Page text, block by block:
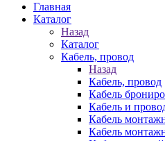
Главная
Каталог
Назад
Каталог
Кабель, провод
Назад
Кабель, провод
Кабель
Кабель и
Кабель
Кабель